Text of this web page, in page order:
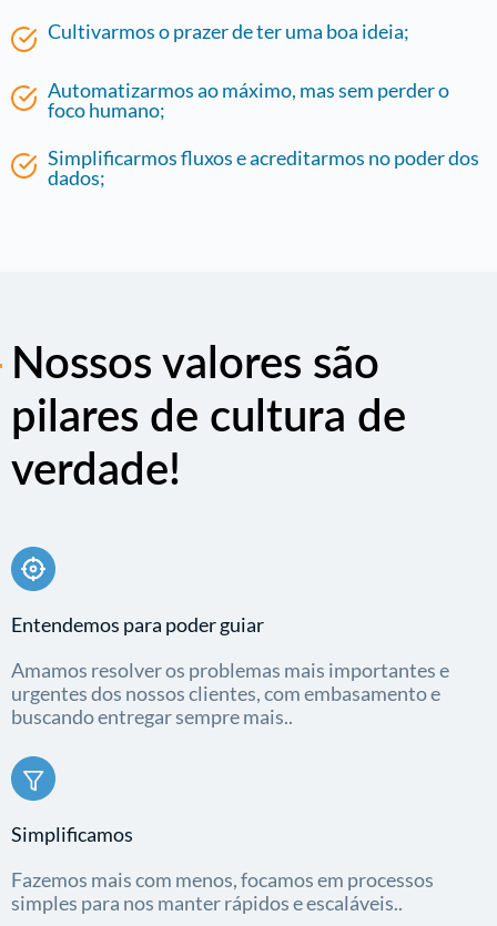
Cultivarmos o prazer de ter uma boa ideia;
Automatizarmos ao máximo, mas sem perder o
foco humano;
Simplificarmos fluxos e acreditarmos no poder dos
dados;
Nossos valores são
pilares de cultura de
verdade!
Entendemos para poder guiar
Amamos resolver os problemas mais importantes e
urgentes dos nossos clientes, com embasamento e
buscando entregar sempre mais..
Simplificamos
Fazemos mais com menos, focamos em processos
simples para nos manter rápidos e escaláveis..